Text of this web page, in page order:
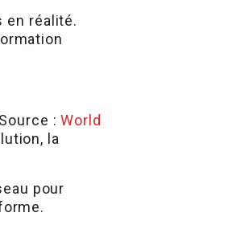
en réalité.
:World
la
pour